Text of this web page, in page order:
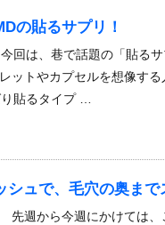
の貼るサプリ！
回は、巷で話題の「貼る
ットやカプセルを想像する
貼るタイプ …
ュで、毛穴の奥まで
先週から今週にかけては、